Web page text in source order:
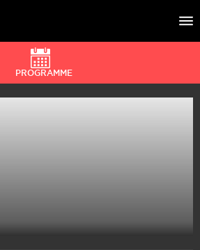
À L’AFFICHE
PROGRAMME